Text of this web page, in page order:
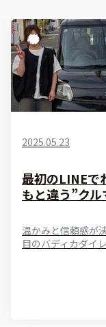
2025.05.23
最初のLINEで
もと違う”ク
温かみと信頼感が
目のバディカダイ